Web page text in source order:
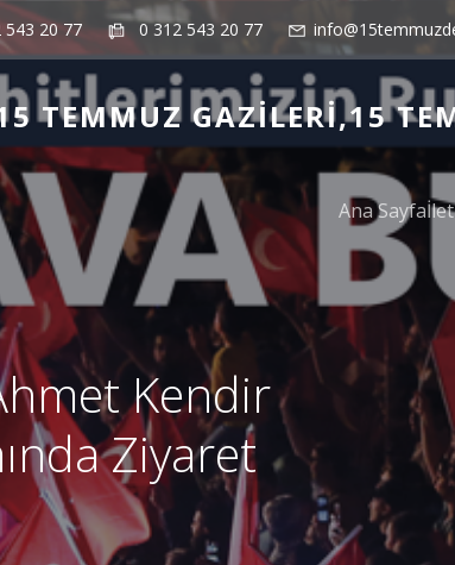
543 20 77 0 312 543 20 77
TEMMUZ GAZILERI,15
Ana Sayfa
Kendir
Ziyaret